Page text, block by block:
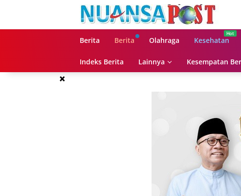
Berita Berita Olahraga Kesehatan
Indeks Berita Lainnya Kesempatan
×